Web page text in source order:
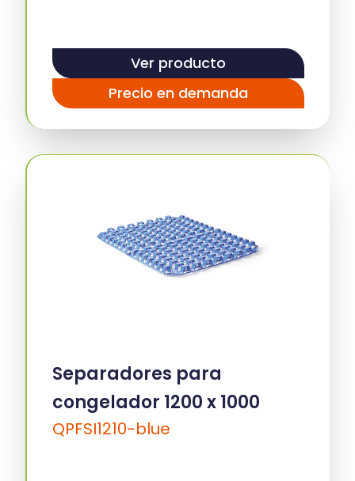
Ver producto
Precio en demanda
Separadores para
congelador 1200 x 1000
QPFSI1210-blue